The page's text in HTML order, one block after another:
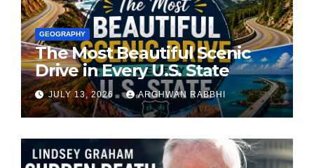
GEOGRAPHY
The Most Beautiful Scenic
Drive in Every U.S. State
JULY 13, 2026 ARGHWAN RABBHI